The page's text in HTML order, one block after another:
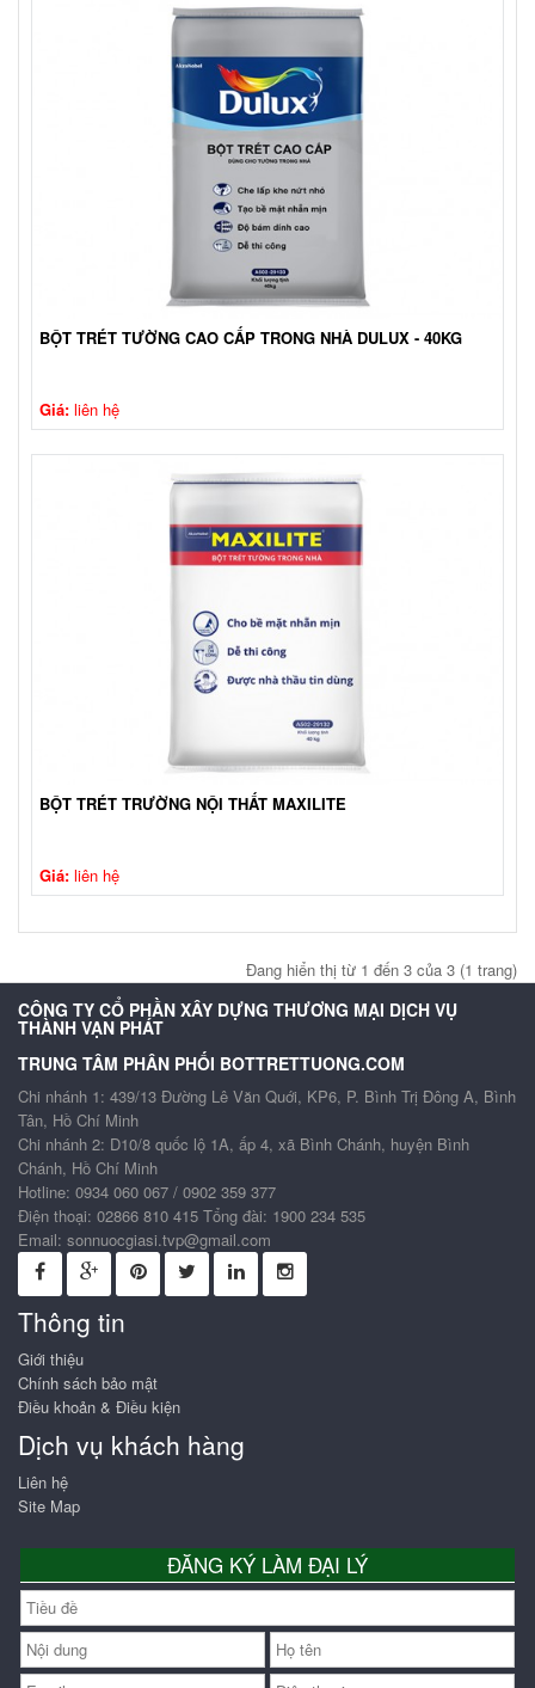
BỘT TRÉT TƯỜNG CAO CẤP TRONG NHÀ DULUX - 40KG
Giá: liên hệ
BỘT TRÉT TRƯỜNG NỘI THẤT MAXILITE
Giá: liên hệ
Đang hiển thị từ 1 đến 3 của 3 (1 trang)
CÔNG TY CỔ PHẦN XÂY DỰNG THƯƠNG MẠI DỊCH VỤ
THÀNH VẠN PHÁT
TRUNG TÂM PHÂN PHỐI BOTTRETTUONG.COM
Chi nhánh 1: 439/13 Đường Lê Văn Quới, KP6, P. Bình Trị Đông A, Bình
Tân, Hồ Chí Minh
Chi nhánh 2: D10/8 quốc lộ 1A, ấp 4, xã Bình Chánh, huyện Bình
Chánh, Hồ Chí Minh
Hotline: 0934 060 067 / 0902 359 377
Điện thoại: 02866 810 415 Tổng đài: 1900 234 535
Email: sonnuocgiasi.tvp@gmail.com
Thông tin
Giới thiệu
Chính sách bảo mật
Điều khoản & Điều kiện
Dịch vụ khách hàng
Liên hệ
Site Map
ĐĂNG KÝ LÀM ĐẠI LÝ